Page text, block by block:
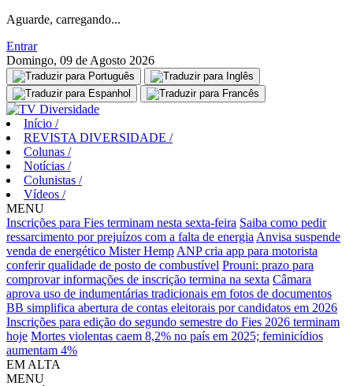
Aguarde, carregando...
Entrar
Domingo, 09 de Agosto 2026
Início /
REVISTA DIVERSIDADE /
Colunas /
Notícias /
Colunistas /
Vídeos /
MENU
Inscrições para Fies terminam nesta sexta-feira Saiba como pedir
ressarcimento por prejuízos com a falta de energia Anvisa suspende
venda de energético Mister Hemp ANP cria app para motorista
conferir qualidade de posto de combustível Prouni: prazo para
comprovar informações de inscrição termina na sexta Câmara
aprova uso de indumentárias tradicionais em fotos de documentos
BB simplifica abertura de contas eleitorais por candidatos em 2026
Inscrições para edição do segundo semestre do Fies 2026 terminam
hoje Mortes violentas caem 8,2% no país em 2025; feminicídios
aumentam 4%
EM ALTA
MENU